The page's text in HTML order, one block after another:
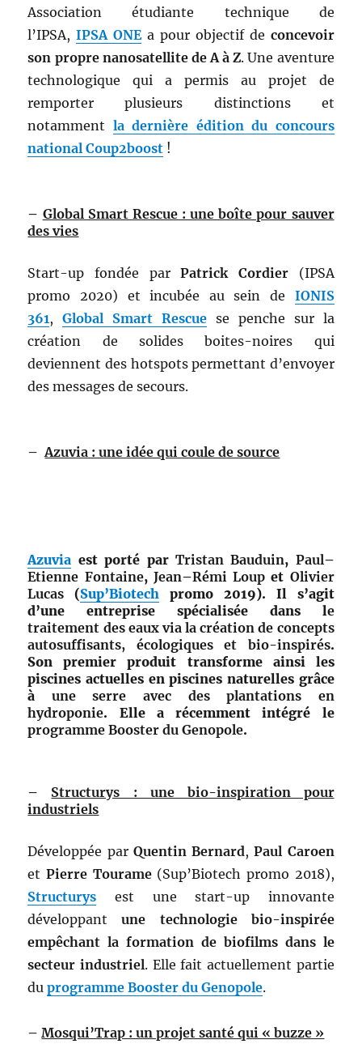
Association étudiante technique de
l’IPSA,IPSA ONEa pour objectif de concevoir
son propre nanosatellite de A à Z. Une aventure
technologique qui a permis au projet de
remporter plusieurs distinctions et
notamment la dernière édition du concours
national Coup2boost !
– Global Smart Rescue : une boîte pour sauver
des vies
Start-up fondée parPatrick Cordier(IPSA
promo 2020) et incubée au sein de IONIS
361,Global Smart Rescue se penche sur la
création de solides boites-noires qui
deviennent des hotspots permettant d’envoyer
des messages de secours.
–Azuvia : une idée qui coule de source
Azuvia est porté par Tristan Bauduin, Paul–
Etienne Fontaine, Jean–Rémi Loup et Olivier
Lucas (Sup’Biotech promo 2019). Il s’agit
d’une entreprise spécialisée dans le
traitement des eaux via la création de concepts
autosuffisants, écologiques et bio-inspirés.
Son premier produit transforme ainsi les
piscines actuelles en piscines naturelles grâce
à une serre avec des plantations en
hydroponie. Elle a récemment intégré le
programme Booster du Genopole.
– Structurys : une bio-inspiration pour
industriels
Développée par Quentin Bernard,Paul Caroen
etPierre Tourame(Sup’Biotech promo 2018),
Structurys est une start-up innovante
développantune technologie bio-inspirée
empêchant la formation de biofilms dans le
secteur industriel. Elle fait actuellement partie
duprogramme Booster du Genopole.
–Mosqui’Trap : un projet santé qui « buzze »